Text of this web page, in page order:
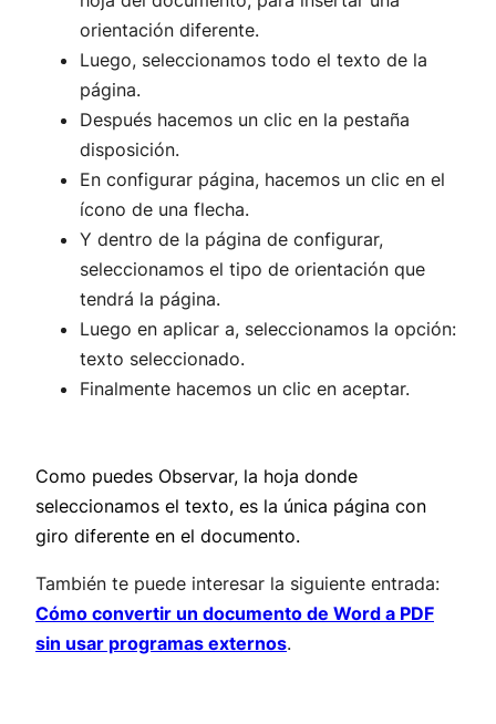
orientación diferente.
Luego, seleccionamos todo el texto de la
página.
Después hacemos un clic en la pestaña
disposición.
En configurar página, hacemos un clic en el
ícono de una flecha.
Y dentro de la página de configurar,
seleccionamos el tipo de orientación que
tendrá la página.
Luego en aplicar a, seleccionamos la opción:
texto seleccionado.
Finalmente hacemos un clic en aceptar.
Como puedes Observar, la hoja donde
seleccionamos el texto, es la única página con
giro diferente en el documento.
También te puede interesar la siguiente entrada:
Cómo convertir un documento de Word a PDF
sin usar programas externos.